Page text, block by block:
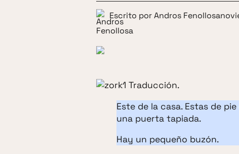
Traducción.
Este de la casa. Estas de
una puerta tapiada.
Hay un pequeño buzón.
Escrito porAndros Fenollosa